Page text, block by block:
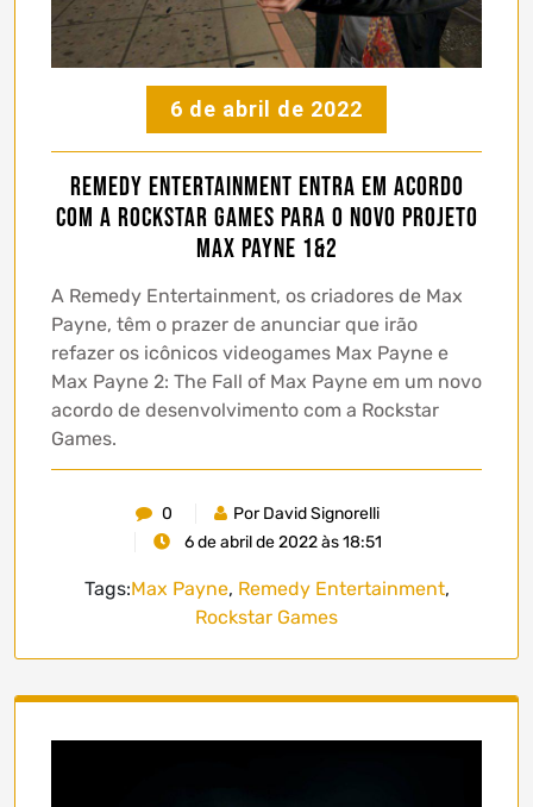
6 de abril de 2022
Remedy Entertainment entra em acordo
com a Rockstar Games para o novo projeto
Max Payne 1&2
A Remedy Entertainment, os criadores de Max
Payne, têm o prazer de anunciar que irão
refazer os icônicos videogames Max Payne e
Max Payne 2: The Fall of Max Payne em um novo
acordo de desenvolvimento com a Rockstar
Games.
0
Por David Signorelli
6 de abril de 2022 às 18:51
Tags:Max Payne, Remedy Entertainment,
Rockstar Games